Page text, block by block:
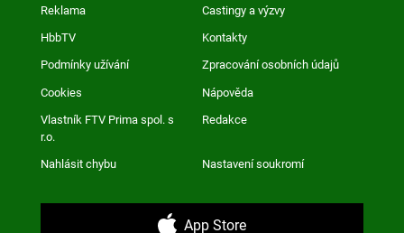
Reklama Castingy a výzvy
HbbTV Kontakty
Podmínky užívání Zpracování osobních údajů
Cookies Nápověda
Vlastník FTV Prima spol. s
r.o.
Redakce
Nahlásit chybu Nastavení soukromí
App Store